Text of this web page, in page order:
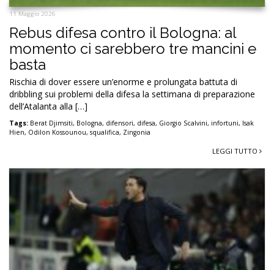
11 Maggio 2026
Rebus difesa contro il Bologna: al
momento ci sarebbero tre mancini e
basta
Rischia di dover essere un’enorme e prolungata battuta di
dribbling sui problemi della difesa la settimana di preparazione
dell’Atalanta alla […]
Tags: Berat Djimsiti, Bologna, difensori, difesa, Giorgio Scalvini, infortuni, Isak
Hien, Odilon Kossounou, squalifica, Zingonia
LEGGI TUTTO